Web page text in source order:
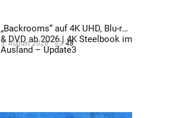
„Backrooms“ auf 4K UHD, Blu-ray
& DVD ab 2026 | 4K Steelbook im
Ausland – Update3
5. August 2026 48